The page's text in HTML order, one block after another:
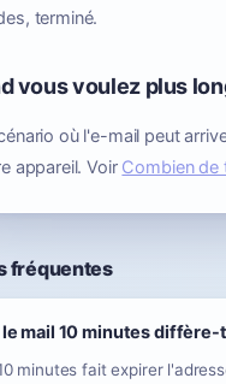
terminé.
vous voulez plus
où l'e-mail peut
appareil. Voir Combien de
fréquentes
le mail 10 minutes
minutes fait expirer